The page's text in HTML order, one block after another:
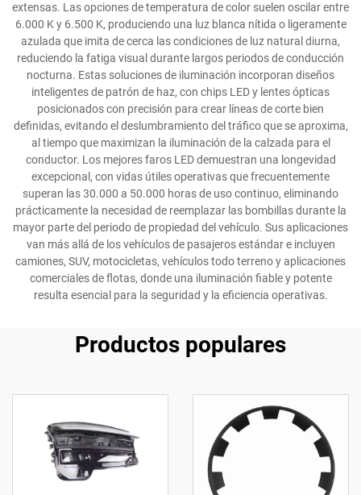
extensas. Las opciones de temperatura de color suelen oscilar entre
6.000 K y 6.500 K, produciendo una luz blanca nítida o ligeramente
azulada que imita de cerca las condiciones de luz natural diurna,
reduciendo la fatiga visual durante largos periodos de conducción
nocturna. Estas soluciones de iluminación incorporan diseños
inteligentes de patrón de haz, con chips LED y lentes ópticas
posicionados con precisión para crear líneas de corte bien
definidas, evitando el deslumbramiento del tráfico que se aproxima,
al tiempo que maximizan la iluminación de la calzada para el
conductor. Los mejores faros LED demuestran una longevidad
excepcional, con vidas útiles operativas que frecuentemente
superan las 30.000 a 50.000 horas de uso continuo, eliminando
prácticamente la necesidad de reemplazar las bombillas durante la
mayor parte del periodo de propiedad del vehículo. Sus aplicaciones
van más allá de los vehículos de pasajeros estándar e incluyen
camiones, SUV, motocicletas, vehículos todo terreno y aplicaciones
comerciales de flotas, donde una iluminación fiable y potente
resulta esencial para la seguridad y la eficiencia operativas.
Productos populares